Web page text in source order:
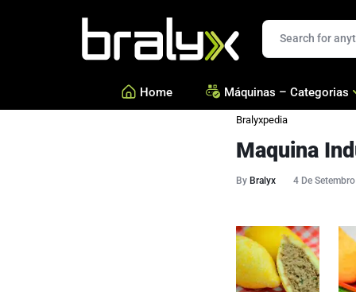
Home Máquinas – Categorias
Salgados, Coxinhas e
Bralyxpedia
Maquina
By Bralyx 4 De